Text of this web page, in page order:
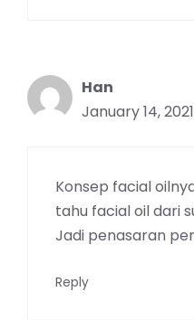
Han
January 14,
Konsep facial
tahu facial oil dari
Jadi penasaran
Reply